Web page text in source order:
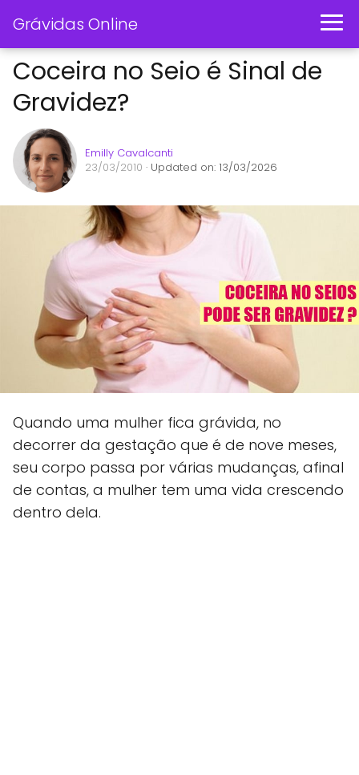
Grávidas Online
Coceira no Seio é Sinal de
Gravidez?
Emilly Cavalcanti
23/03/2010 · Updated on: 13/03/2026
Quando uma mulher fica grávida, no
decorrer da gestação que é de nove meses,
seu corpo passa por várias mudanças, afinal
de contas, a mulher tem uma vida crescendo
dentro dela.